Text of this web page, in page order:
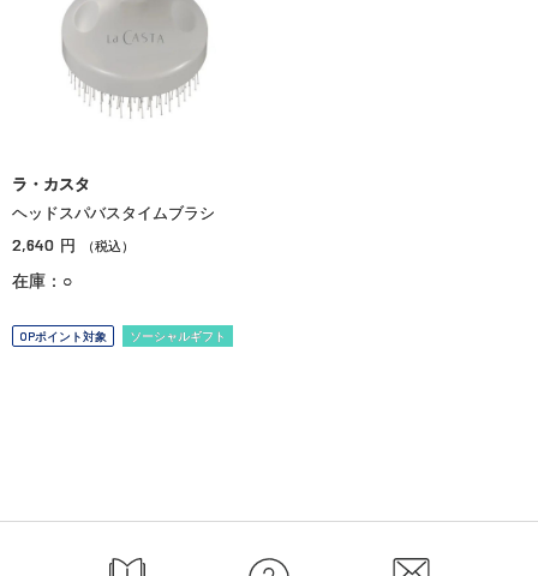
ラ・カスタ
ヘッドスパバスタイムブラシ
2,640 円 （税込）
在庫：○
OPポイント対象 ソーシャルギフト